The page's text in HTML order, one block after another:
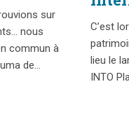
sur
nous
commun à
de…
C’est
lieu le
INTO